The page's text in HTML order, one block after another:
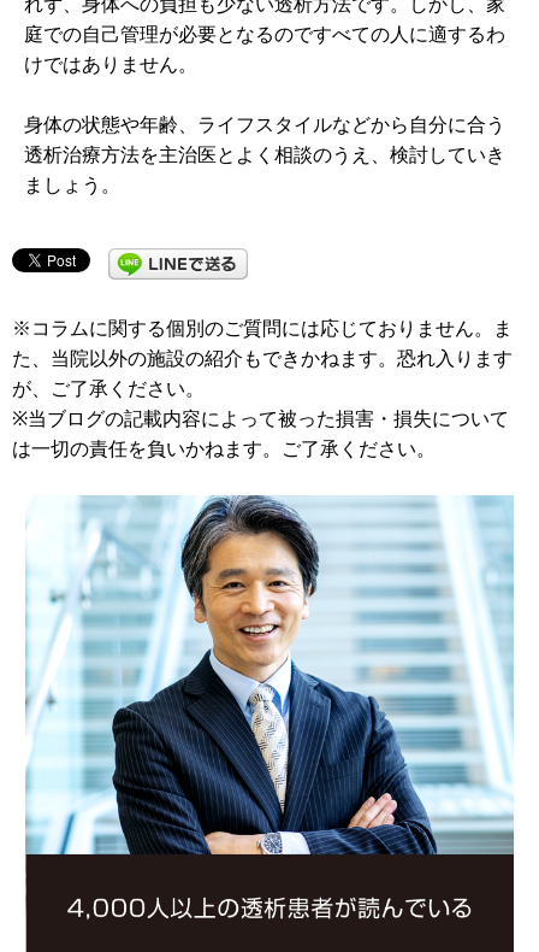
庭での自己管理が必要となるのですべての人に適するわ
けではありません。
身体の状態や年齢、ライフスタイルなどから自分に合う
透析治療方法を主治医とよく相談のうえ、検討していき
ましょう。
※コラムに関する個別のご質問には応じておりません。ま
た、当院以外の施設の紹介もできかねます。恐れ入ります
が、ご了承ください。
※当ブログの記載内容によって被った損害・損失について
は一切の責任を負いかねます。ご了承ください。